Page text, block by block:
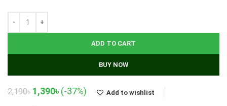
ADD TO CART
BUY NOW
2,190৳ Original
1,390৳Current
(-37%) Add to wishlist